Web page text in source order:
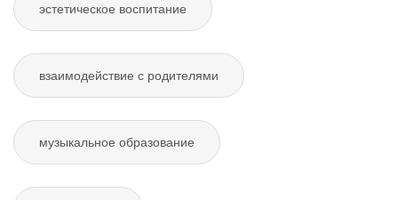
эстетическое воспитание
взаимодействие с родителями
музыкальное образование